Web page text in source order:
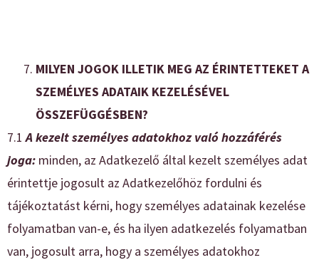
MILYEN JOGOK ILLETIK MEG AZ ÉRINTETTEKET A
SZEMÉLYES ADATAIK KEZELÉSÉVEL
ÖSSZEFÜGGÉSBEN?
7.1A kezelt személyes adatokhoz való hozzáférés
joga: minden, az Adatkezelő által kezelt személyes adat
érintettje jogosult az Adatkezelőhöz fordulni és
tájékoztatást kérni, hogy személyes adatainak kezelése
folyamatban van-e, és ha ilyen adatkezelés folyamatban
van, jogosult arra, hogy a személyes adatokhoz